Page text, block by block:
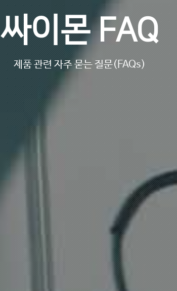
싸이몬 FAQ
제품 관련 자주 묻는 질문(FAQs)